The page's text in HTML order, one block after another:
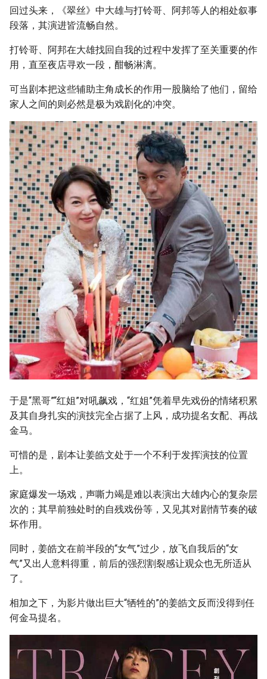
回过头来，《翠丝》中大雄与打铃哥、阿邦等人的相处叙事
段落，其演进皆流畅自然。
打铃哥、阿邦在大雄找回自我的过程中发挥了至关重要的作
用，直至夜店寻欢一段，酣畅淋漓。
可当剧本把这些辅助主角成长的作用一股脑给了他们，留给
家人之间的则必然是极为戏剧化的冲突。
于是“黑哥”“红姐”对吼飙戏，“红姐”凭着早先戏份的情绪积累
及其自身扎实的演技完全占据了上风，成功提名女配、再战
金马。
可惜的是，剧本让姜皓文处于一个不利于发挥演技的位置
上。
家庭爆发一场戏，声嘶力竭是难以表演出大雄内心的复杂层
次的；其早前独处时的自残戏份等，又见其对剧情节奏的破
坏作用。
同时，姜皓文在前半段的“女气”过少，放飞自我后的“女
气”又出人意料得重，前后的强烈割裂感让观众也无所适从
了。
相加之下，为影片做出巨大“牺牲的”的姜皓文反而没得到任
何金马提名。